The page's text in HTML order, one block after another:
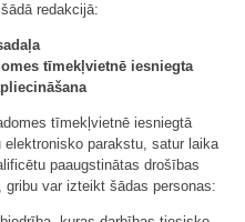
redakcijā:
tīmekļvietnē iesniegta
tīmekļvietnē iesniegtā
parakstu, satur laika
paaugstinātas drošības
var izteikt šādas personas: